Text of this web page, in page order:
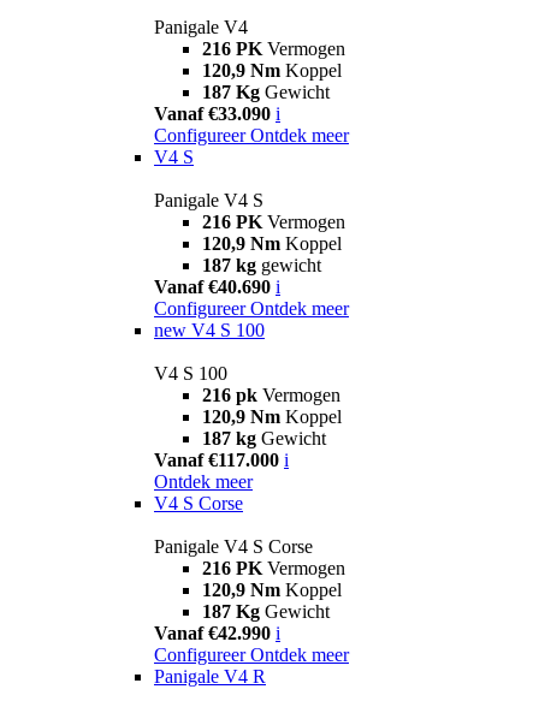
Panigale V4
216 PK Vermogen
120,9 Nm Koppel
187 Kg Gewicht
Vanaf €33.090 i
Configureer Ontdek meer
V4 S
Panigale V4 S
216 PK Vermogen
120,9 Nm Koppel
187 kg gewicht
Vanaf €40.690 i
Configureer Ontdek meer
new V4 S 100
V4 S 100
216 pk Vermogen
120,9 Nm Koppel
187 kg Gewicht
Vanaf €117.000 i
Ontdek meer
V4 S Corse
Panigale V4 S Corse
216 PK Vermogen
120,9 Nm Koppel
187 Kg Gewicht
Vanaf €42.990 i
Configureer Ontdek meer
Panigale V4 R